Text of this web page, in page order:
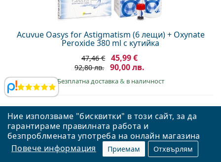
Ние използваме "бисквитки" в този сайт, за да
гарантираме правилната работа и
безпроблмената употреба на онлайн магазина
Повече информация
Приемам Отхвърлям
Прегледи
Acuvue Oasys for Astigmatism (6 лещи) + Oxynate
Peroxide 380 ml с кутийка
47,46 € 45,99 €
92,80 лв. 90,00 лв.
Безплатна доставка& в наличност
Правилният избор за вашите очи